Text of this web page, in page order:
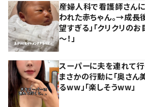
産婦人科で看護師さんに
われた赤ちゃん。→成長
望すぎる」「クリクリの
～！」
スーパーに夫を連れて行
まさかの行動に「奥さん
るww」「楽しそうww」